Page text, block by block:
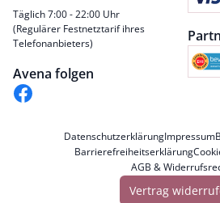
Täglich 7:00 - 22:00 Uhr
(Regulärer Festnetztarif ihres
Telefonanbieters)
Avena folgen
DatenschutzerklärungImpressum
Barrierefreiheitserklärung
AGB &
Vertrag